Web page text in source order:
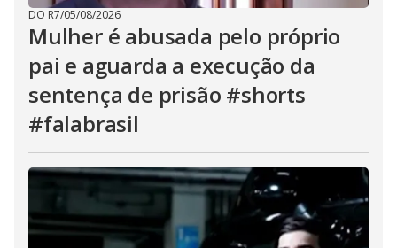
DO R7/05/08/2026
Mulher é abusada pelo próprio
pai e aguarda a execução da
sentença de prisão #shorts
#falabrasil